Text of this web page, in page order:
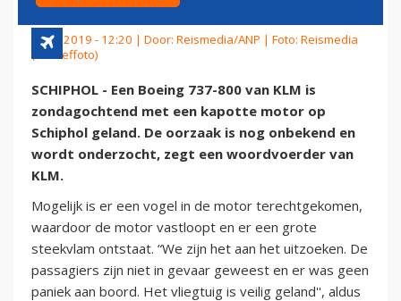
6 mei 2019 - 12:20 | Door: Reismedia/ANP | Foto: Reismedia
(archieffoto)
SCHIPHOL - Een Boeing 737-800 van KLM is
zondagochtend met een kapotte motor op
Schiphol geland. De oorzaak is nog onbekend en
wordt onderzocht, zegt een woordvoerder van
KLM.
Mogelijk is er een vogel in de motor terechtgekomen,
waardoor de motor vastloopt en er een grote
steekvlam ontstaat. “We zijn het aan het uitzoeken. De
passagiers zijn niet in gevaar geweest en er was geen
paniek aan boord. Het vliegtuig is veilig geland'', aldus